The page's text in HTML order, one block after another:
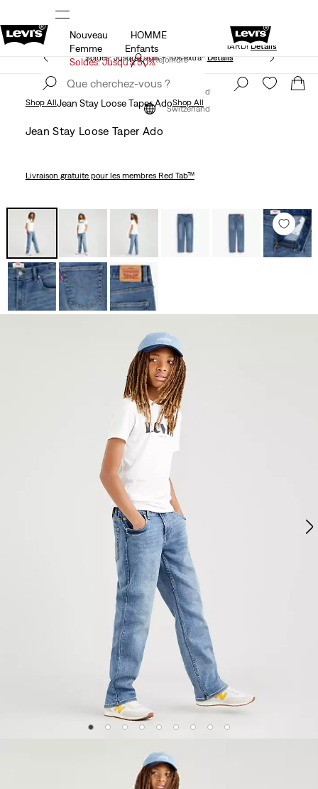
à jourDétails
KLARNA: ACHETEZ MAINTENANT ET
TARD!Détails
Rejoindre
Switzerland
Nouveau
HOMME
Femme
Enfants
Soldes: Jusqu’à 50%
Soldes: Jusqu’à 50% + 10% extra* Détails
maintenant
Switzerland
Shop AllJean Stay Loose Taper AdoShop All
Jean Stay Loose Taper Ado
Livraison gratuitepour les membres Red Tab™